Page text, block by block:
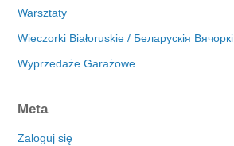
Warsztaty
Wieczorki Białoruskie / Беларускія Вячоркі
Wyprzedaże Garażowe
Meta
Zaloguj się